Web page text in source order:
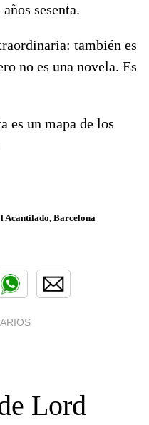
sesenta.
también es
no es una novela. Es
es un mapa de los
Acantilado, Barcelona
Lord